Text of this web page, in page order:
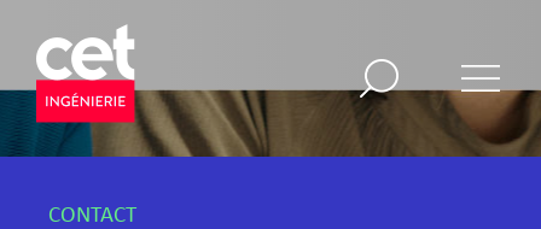
CONTACT